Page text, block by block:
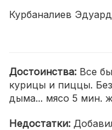
Курбаналиев Эдуард
Достоинства: Все
курицы и пиццы.
дыма... мясо 5 мин.
Недостатки: